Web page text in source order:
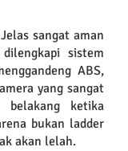
sangat aman
sistem
ABS,
yang sangat
ketika
bukan ladder
akan lelah.